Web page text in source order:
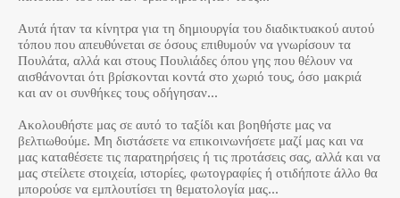
Αυτά ήταν τα κίνητρα για τη δημιουργία του διαδικτυακού αυτού
τόπου που απευθύνεται σε όσους επιθυμούν να γνωρίσουν τα
Πουλάτα, αλλά και στους Πουλιάδες όπου γης που θέλουν να
αισθάνονται ότι βρίσκονται κοντά στο χωριό τους, όσο μακριά
και αν οι συνθήκες τους οδήγησαν…
Ακολουθήστε μας σε αυτό το ταξίδι και βοηθήστε μας να
βελτιωθούμε. Μη διστάσετε να επικοινωνήσετε μαζί μας και να
μας καταθέσετε τις παρατηρήσεις ή τις προτάσεις σας, αλλά και να
μας στείλετε στοιχεία, ιστορίες, φωτογραφίες ή οτιδήποτε άλλο θα
μπορούσε να εμπλουτίσει τη θεματολογία μας…